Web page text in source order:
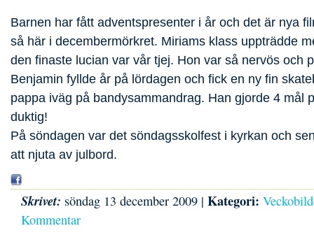
Barnen har fått adventspresenter i år och det är nya
så här i decembermörkret. Miriams klass uppträdde
den finaste lucian var vår tjej. Hon var så nervös och
Benjamin fyllde år på lördagen och fick en ny fin
pappa iväg på bandysammandrag. Han gjorde 4 mål
duktig!
På söndagen var det söndagsskolfest i kyrkan och
att njuta av julbord.
Skrivet: söndag 13 december 2009 | Kategori:
Kommentar